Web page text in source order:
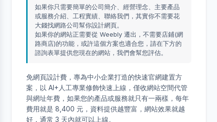
如果你只需要簡單的公司簡介、經營理念、主要產品
或服務介紹、工程實績、聯絡我們，其實你不需要花
大錢找網路公司幫你設計網頁。
如果你的網站正需要從 Weebly 遷出，不需要店鋪(網
路商店)的功能，或許這個方案也適合您，請在下方的
諮詢表單提供您現在的網站，我們會幫您評估。
免網頁設計費，專為中小企業打造的快速官網建置方
案，以 AI+人工專業修飾快速上線，僅收網站空間代管
與網址年費，如果您的產品或服務就只有一兩樣，每年
費用就是 8,400 元，資料提供越豐富，網站效果就越
好，通常 3 天內就可以上線。